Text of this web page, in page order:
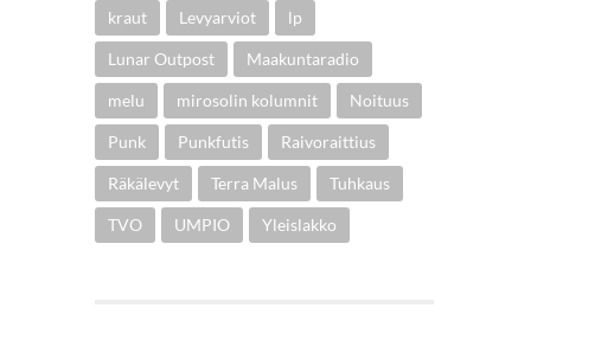
kraut Levyarviot lp
Lunar Outpost Maakuntaradio
melu mirosolin kolumnit Noituus
Punk Punkfutis Raivoraittius
Räkälevyt Terra Malus Tuhkaus
TVO UMPIO Yleislakko